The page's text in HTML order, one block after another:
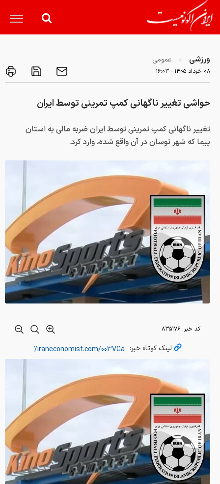
ورزشی عمومی
۰۸ خرداد ۱۴۰۵ - ۱۶:۰۳
حواشی تغییر ناگهانی کمپ تمرینی توسط ایران
تغییر ناگهانی کمپ تمرینی توسط ایران ضربه مالی به استان
پیما که شهر توسان در آن واقع شده، وارد کرد.
کد خبر: ۸۳۵۱۷۶
لینک کوتاه خبر: